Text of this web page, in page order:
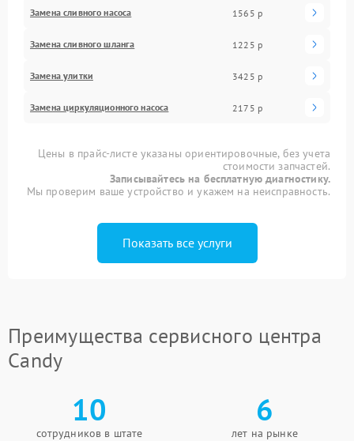
Замена сливного насоса 1565 р
Замена сливного шланга 1225 р
Замена улитки 3425 р
Замена циркуляционного насоса 2175 р
Цены в прайс-листе указаны ориентировочные, без учета
стоимости запчастей.
Записывайтесь на бесплатную диагностику.
Мы проверим ваше устройство и укажем на неисправность.
Показать все услуги
Преимущества сервисного центра
Candy
10
сотрудников в штате
6
лет на рынке